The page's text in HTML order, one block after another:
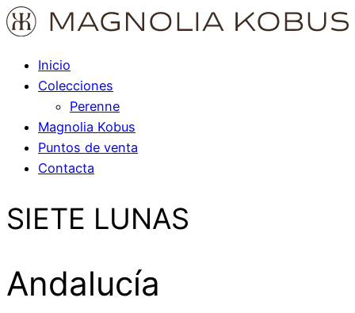
Inicio
Colecciones
Perenne
Magnolia Kobus
Puntos de venta
Contacta
SIETE LUNAS
Andalucía